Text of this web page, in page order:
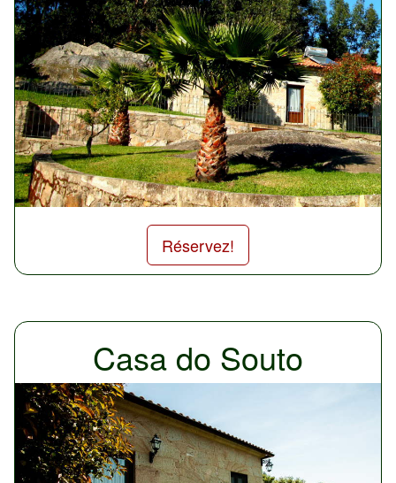
Réservez!
Casa do Souto